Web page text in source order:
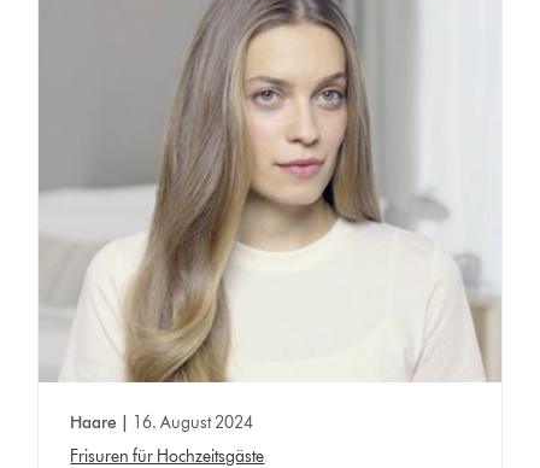
Haare |
16. August 2024
Frisuren für Hochzeitsgäste